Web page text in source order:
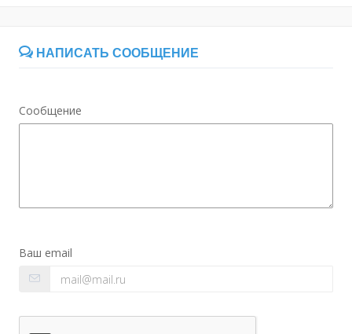
НАПИСАТЬ СООБЩЕНИЕ
Сообщение
Ваш email